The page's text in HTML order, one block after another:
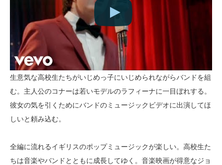
生意気な高校生たちがいじめっ子にいじめられながらバンドを組
む。主人公のコナーは若いモデルのラフィーナに一目ぼれする。
彼女の気を引くためにバンドのミュージックビデオに出演してほ
しいと頼み込む。
全編に流れるイギリスのポップミュージックが楽しい。高校生た
ちは音楽やバンドとともに成長してゆく。音楽映画が得意なジョ